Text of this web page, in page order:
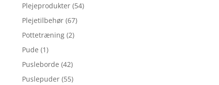
Plejeprodukter (54)
Plejetilbehør (67)
Pottetræning (2)
Pude (1)
Pusleborde (42)
Puslepuder (55)